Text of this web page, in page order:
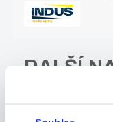
DALŠÍ